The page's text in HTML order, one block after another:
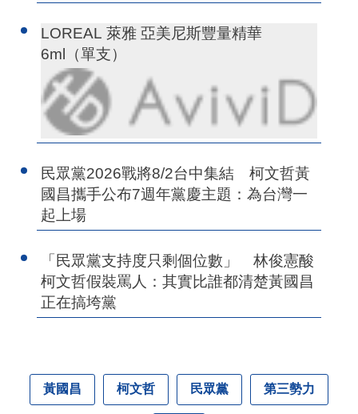
LOREAL 萊雅 亞美尼斯豐量精華
6ml（單支）
民眾黨2026戰將8/2台中集結 柯文哲黃
國昌攜手公布7週年黨慶主題：為台灣一
起上場
「民眾黨支持度只剩個位數」 林俊憲酸
柯文哲假裝罵人：其實比誰都清楚黃國昌
正在搞垮黨
黃國昌 柯文哲 民眾黨 第三勢力